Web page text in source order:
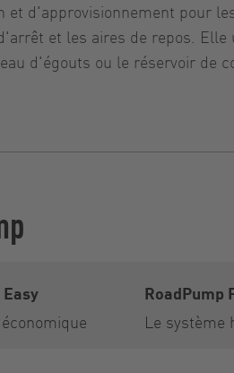
et d'approvisionnement pour
et les aires de repos.
d'égouts ou le réservoir
RoadPump
Le système